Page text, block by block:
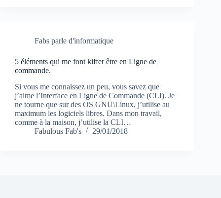
Fabs parle d'informatique
5 éléments qui me font kiffer être en Ligne de
commande.
Si vous me connaissez un peu, vous savez que
j’aime l’Interface en Ligne de Commande (CLI). Je
ne tourne que sur des OS GNU\Linux, j’utilise au
maximum les logiciels libres. Dans mon travail,
comme à la maison, j’utilise la CLI…
Fabulous Fab's
29/01/2018